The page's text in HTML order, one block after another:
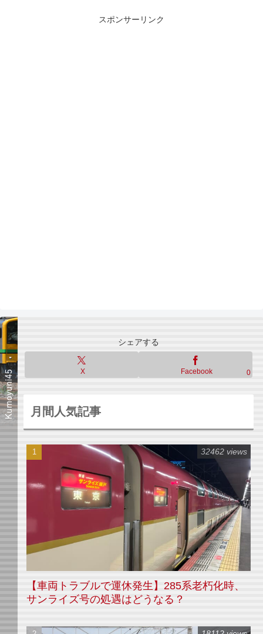
スポンサーリンク
シェアする
X Facebook 0
月間人気記事
【車両トラブルで運休発生】285系老朽化時、
サンライズ号の処遇はどうなる？
32462 views